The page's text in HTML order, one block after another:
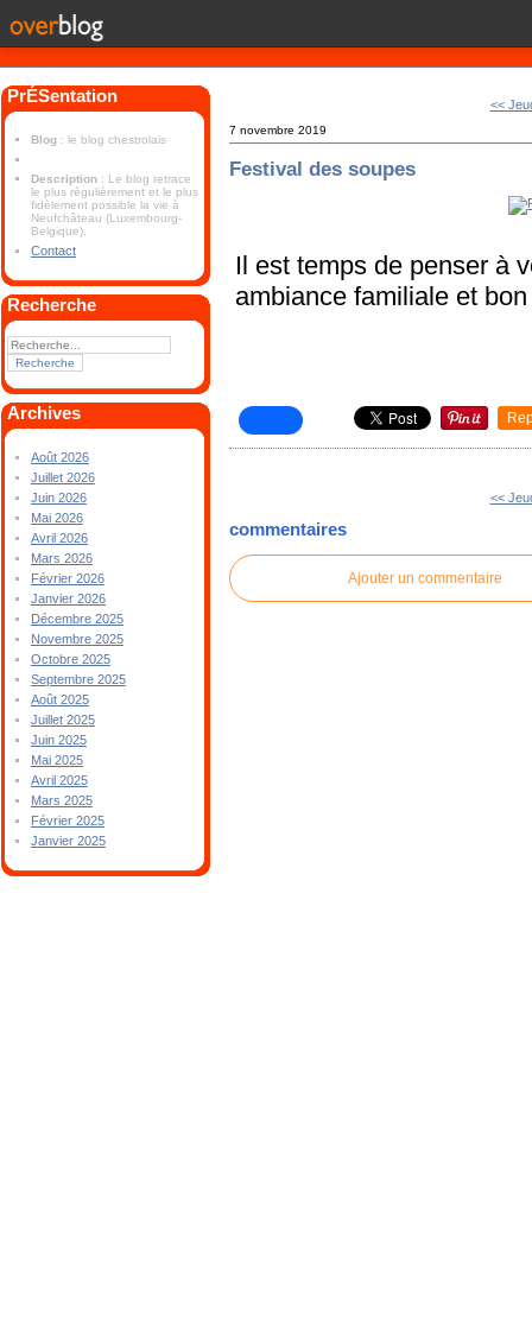
PrÉSentation
Blog : le blog chestrolais
Description : Le blog retrace
le plus régulièrement et le plus
fidèlement possible la vie à
Neufchâteau (Luxembourg-
Belgique).
Contact
Recherche
Archives
Août 2026
Juillet 2026
Juin 2026
Mai 2026
Avril 2026
Mars 2026
Février 2026
Janvier 2026
Décembre 2025
Novembre 2025
Octobre 2025
Septembre 2025
Août 2025
Juillet 2025
Juin 2025
Mai 2025
Avril 2025
Mars 2025
Février 2025
Janvier 2025
<<
7 novembre 2019
Festival des soupes
Il est temps de penser à
ambiance familiale et
<<
commentaires
Ajouter un commentaire